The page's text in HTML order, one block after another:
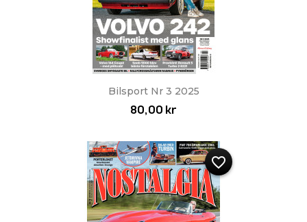
Bilsport Nr 3 2025
80,00 kr
favorite_border